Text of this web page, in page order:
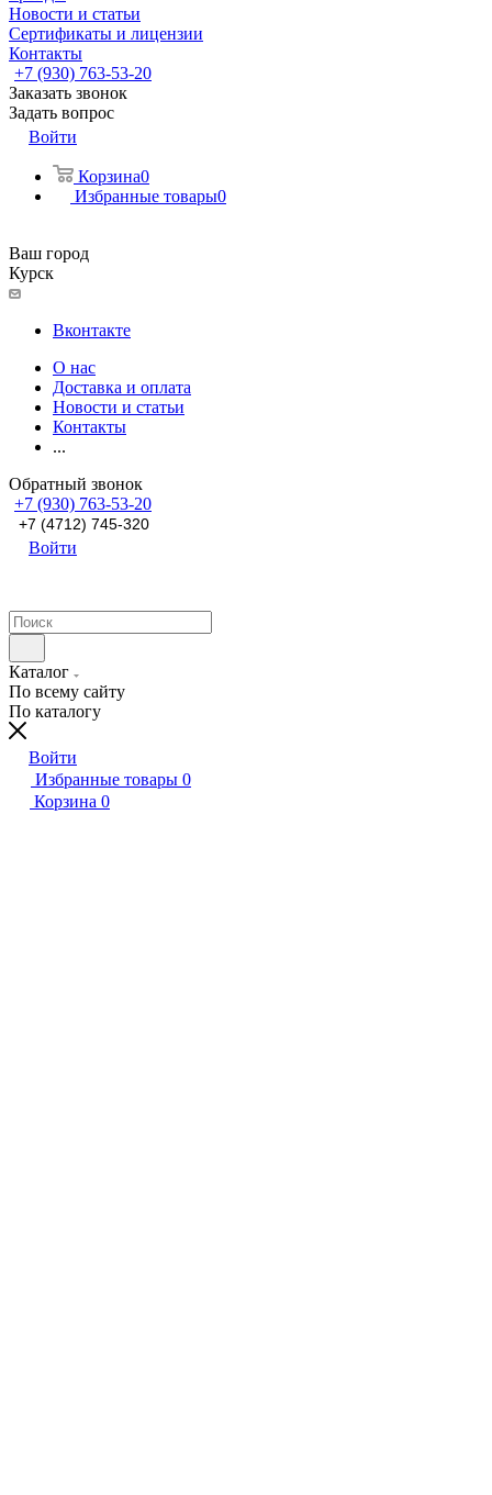
Новости и статьи
Сертификаты и лицензии
Контакты
+7 (930) 763-53-20
Заказать звонок
Задать вопрос
Войти
Корзина0
Избранные товары0
Ваш город
Курск
Вконтакте
О нас
Доставка и оплата
Новости и статьи
Контакты
...
Обратный звонок
+7 (930) 763-53-20
+7 (4712) 745-320
Войти
Каталог
По всему сайту
По каталогу
Войти
Избранные товары 0
Корзина 0